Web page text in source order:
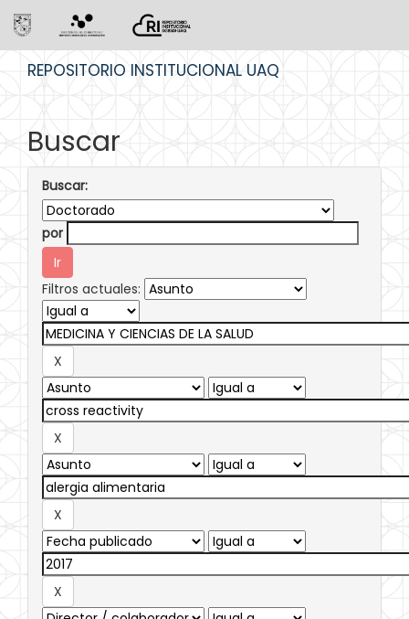
REPOSITORIO INSTITUCIONAL UAQ
Buscar
Buscar:
por
Filtros actuales: